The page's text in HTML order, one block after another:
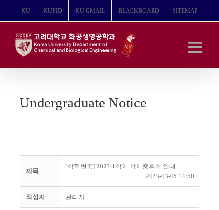
뛰
KU KUPID KU GMAIL BLACKBOARD SITEMAP
Undergraduate Notice
제목
[학적변동] 2023-1학기 학기중휴학 안내
2023-03-05 14:50
작성자 관리자